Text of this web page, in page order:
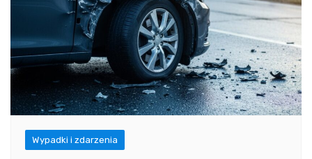
Wypadki i zdarzenia